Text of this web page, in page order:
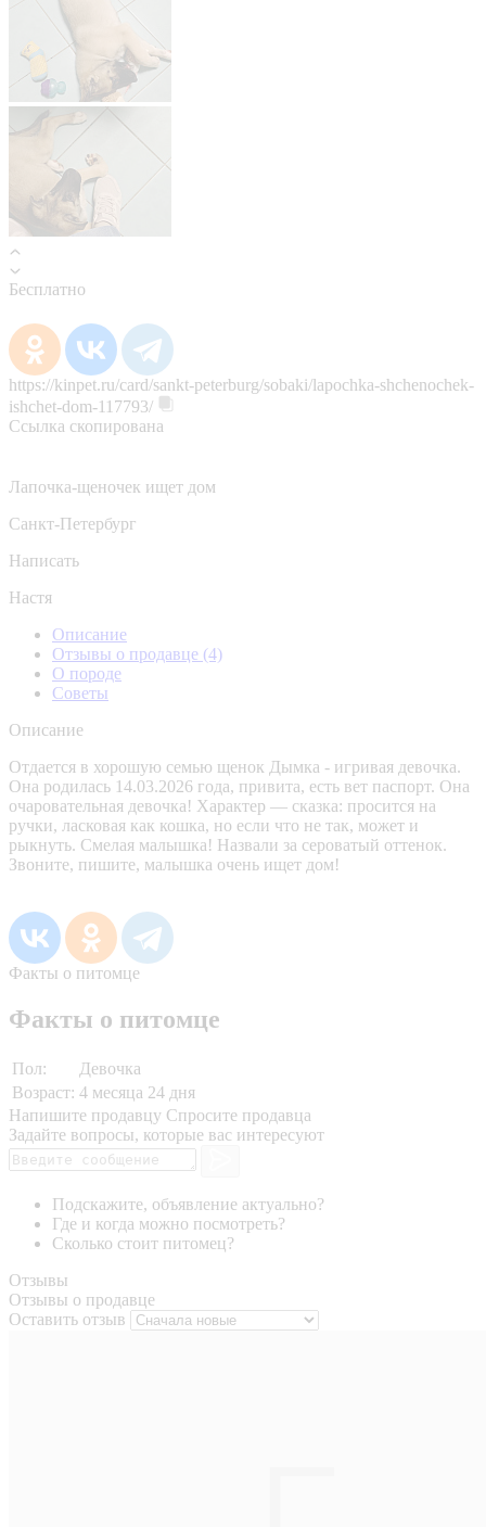
Бесплатно
https://kinpet.ru/card/sankt-peterburg/sobaki/lapochka-shchenochek-
ishchet-dom-117793/
Ссылка скопирована
Лапочка-щеночек ищет дом
Санкт-Петербург
Написать
Настя
Описание
Отзывы о продавце (4)
О породе
Советы
Описание
Отдается в хорошую семью щенок Дымка - игривая девочка.
Она родилась 14.03.2026 года, привита, есть вет паспорт. Она
очаровательная девочка! Характер — сказка: просится на
ручки, ласковая как кошка, но если что не так, может и
рыкнуть. Смелая малышка! Назвали за сероватый оттенок.
Звоните, пишите, малышка очень ищет дом!
Факты о питомце
Факты о питомце
Пол:
Девочка
Возраст: 4 месяца 24 дня
Напишите продавцу Спросите продавца
Задайте вопросы, которые вас интересуют
Подскажите, объявление актуально?
Где и когда можно посмотреть?
Сколько стоит питомец?
Отзывы
Отзывы о продавце
Оставить отзыв